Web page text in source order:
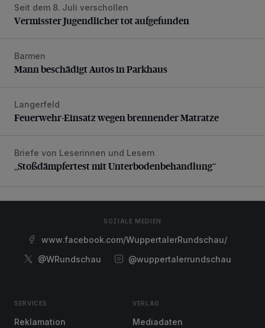
Vermisster Jugendlicher tot aufgefunden
Seit dem 8. Juli verschollen
Vermisster Jugendlicher tot aufgefunden
Mann beschädigt Autos in Parkhaus
Barmen
Mann beschädigt Autos in Parkhaus
Feuerwehr-Einsatz wegen brennender Matratze
Langerfeld
Feuerwehr-Einsatz wegen brennender Matratze
„Stoßdämpfertest mit Unterbodenbehandlung“
Briefe von Leserinnen und Lesern
„Stoßdämpfertest mit Unterbodenbehandlung“
SOZIALE MEDIEN
www.facebook.com/WuppertalerRundschau/
@WRundschau
@wuppertalerrundschau
SERVICES
Reklamation
VERLAG
Mediadaten